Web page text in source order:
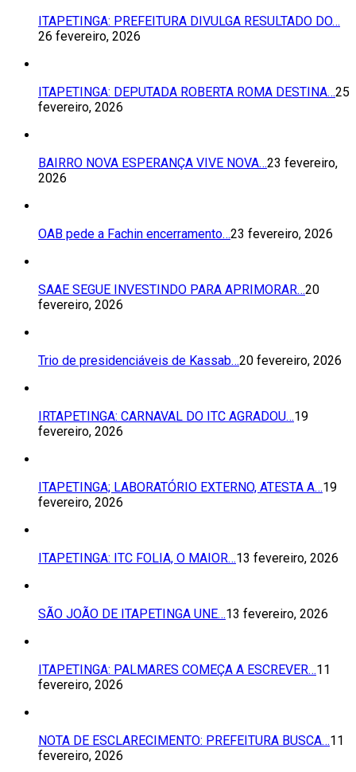
ITAPETINGA: PREFEITURA DIVULGA RESULTADO DO…
26 fevereiro, 2026
ITAPETINGA: DEPUTADA ROBERTA ROMA DESTINA…25
fevereiro, 2026
BAIRRO NOVA ESPERANÇA VIVE NOVA…23 fevereiro,
2026
OAB pede a Fachin encerramento…23 fevereiro, 2026
SAAE SEGUE INVESTINDO PARA APRIMORAR…20
fevereiro, 2026
Trio de presidenciáveis de Kassab…20 fevereiro, 2026
IRTAPETINGA: CARNAVAL DO ITC AGRADOU…19
fevereiro, 2026
ITAPETINGA; LABORATÓRIO EXTERNO, ATESTA A…19
fevereiro, 2026
ITAPETINGA: ITC FOLIA, O MAIOR…13 fevereiro, 2026
SÃO JOÃO DE ITAPETINGA UNE…13 fevereiro, 2026
ITAPETINGA: PALMARES COMEÇA A ESCREVER…11
fevereiro, 2026
NOTA DE ESCLARECIMENTO: PREFEITURA BUSCA…11
fevereiro, 2026